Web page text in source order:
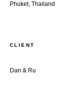
Phuket, Thailand
CLIENT
Dan & Ru